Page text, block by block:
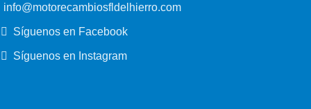
info@motorecambiosfldelhierro.com
Síguenos en Facebook
Síguenos en Instagram